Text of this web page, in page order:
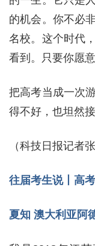
的机会。你不必
名校。这个时代
看到。只要你愿
把高考当成一次
得不好，也坦然接
（科技日报记者
往届考生说丨高
夏知 澳大利亚阿